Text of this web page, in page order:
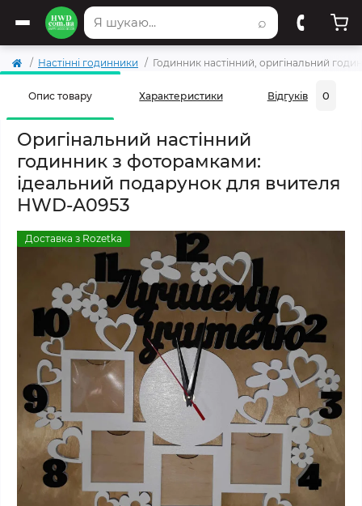
⌕
Настінні годинники Годинник настінний, оригінальний
Опис товару Характеристики Відгуків 0
Оригінальний настінний
годинник з фоторамками:
ідеальний подарунок для вчителя
HWD-A0953
Доставка з Rozetka